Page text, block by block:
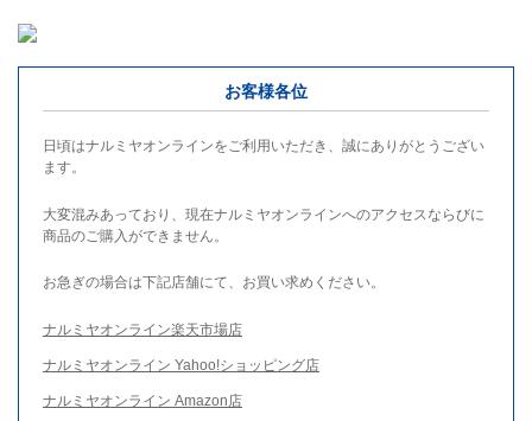
お客様各位
日頃はナルミヤオンラインをご利用いただき、誠にありがとうござい
ます。
大変混みあっており、現在ナルミヤオンラインへのアクセスならびに
商品のご購入ができません。
お急ぎの場合は下記店舗にて、お買い求めください。
ナルミヤオンライン楽天市場店
ナルミヤオンライン Yahoo!ショッピング店
ナルミヤオンライン Amazon店